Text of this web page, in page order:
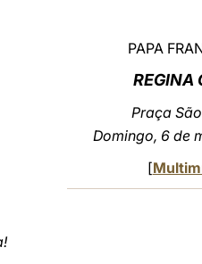
PAPA
REGINA
Praça
Domingo, 6 de
[